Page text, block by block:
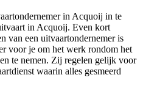
in Acquoij in te
in Acquoij. Even kort
van een uitvaartondernemer is
voor je om het werk rondom het
te nemen. Zij regelen gelijk voor
waarin alles gesmeerd